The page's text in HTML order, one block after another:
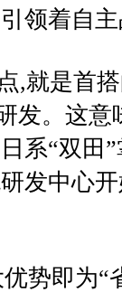
领着自
,就是首
发。这
系“双田
发中心
势即为“